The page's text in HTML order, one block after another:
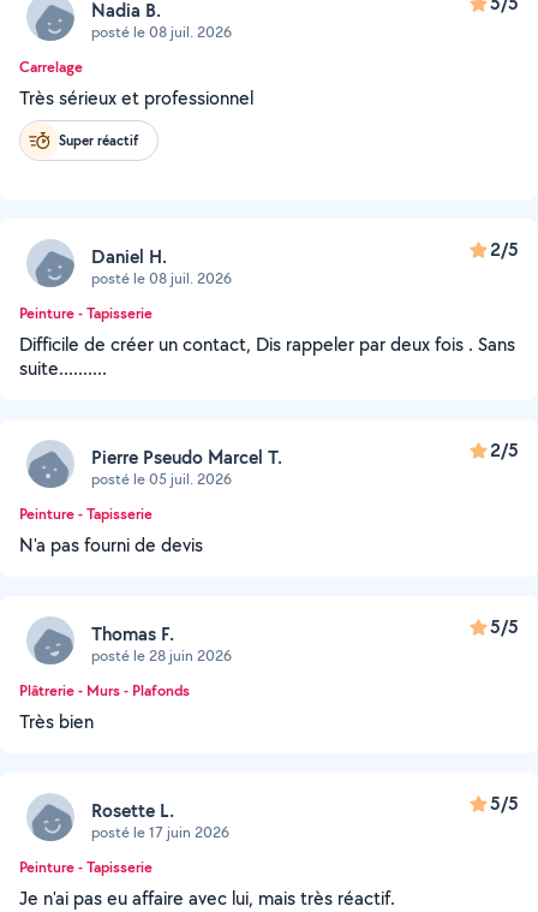
Nadia B.
posté le 08 juil. 2026
Carrelage
Très sérieux et professionnel
Super réactif
Daniel H.
posté le 08 juil. 2026
2/5
Peinture - Tapisserie
Difficile de créer un contact, Dis rappeler par deux fois . Sans
suite..........
Pierre Pseudo Marcel T.
posté le 05 juil. 2026
2/5
Peinture - Tapisserie
N'a pas fourni de devis
Thomas F.
posté le 28 juin 2026
5/5
Plâtrerie - Murs - Plafonds
Très bien
Rosette L.
posté le 17 juin 2026
5/5
Peinture - Tapisserie
Je n'ai pas eu affaire avec lui, mais très réactif.